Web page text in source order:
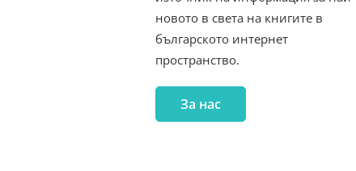
новото в света на книгите в
българското интернет
пространство.
За нас